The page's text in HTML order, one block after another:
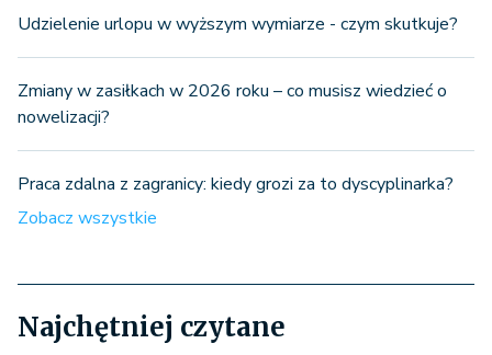
Udzielenie urlopu w wyższym wymiarze - czym skutkuje?
Zmiany w zasiłkach w 2026 roku – co musisz wiedzieć o
nowelizacji?
Praca zdalna z zagranicy: kiedy grozi za to dyscyplinarka?
Zobacz wszystkie
Najchętniej czytane